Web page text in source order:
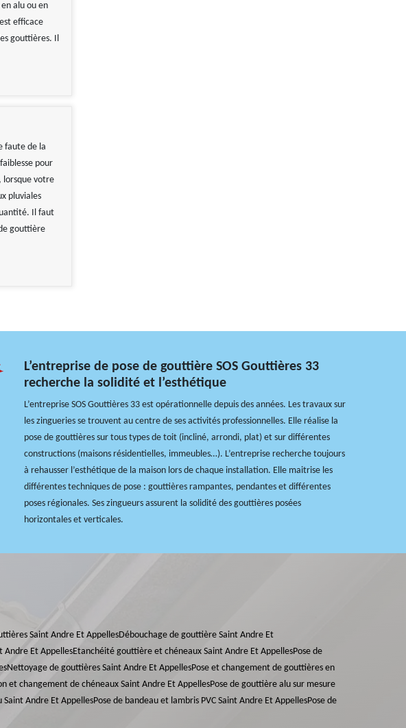
alu ou en
efficace
gouttières. Il
faute de la
pour
lorsque votre
pluviales
Il faut
gouttière
L’entreprise de pose de gouttière SOS Gouttières 33
recherche la solidité et l’esthétique
L’entreprise SOS Gouttières 33 est opérationnelle depuis des années. Les travaux sur
les zingueries se trouvent au centre de ses activités professionnelles. Elle réalise la
pose de gouttières sur tous types de toit (incliné, arrondi, plat) et sur différentes
constructions (maisons résidentielles, immeubles…). L’entreprise recherche toujours
à rehausser l’esthétique de la maison lors de chaque installation. Elle maitrise les
différentes techniques de pose : gouttières rampantes, pendantes et différentes
poses régionales. Ses zingueurs assurent la solidité des gouttières posées
horizontales et verticales.
Saint Andre Et AppellesDébouchage de gouttière Saint Andre Et
Andre Et AppellesEtanchéité gouttière et chéneaux Saint Andre Et AppellesPose de
Nettoyage de gouttières Saint Andre Et AppellesPose et changement de gouttières en
et changement de chéneaux Saint Andre Et AppellesPose de gouttière alu sur mesure
Saint Andre Et AppellesPose de bandeau et lambris PVC Saint Andre Et AppellesPose de